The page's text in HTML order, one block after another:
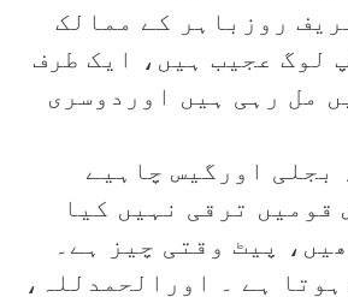
روزباہر کے ممالک
لوگ عجیب ہیں، ایک طرف
مل رہی ہیں اوردوسری
بجلی اورگیس چاہیے
قومیں ترقی نہیں کیا
پیٹ وقتی چیز ہے۔
ہے ۔ اورالحمدللہ،